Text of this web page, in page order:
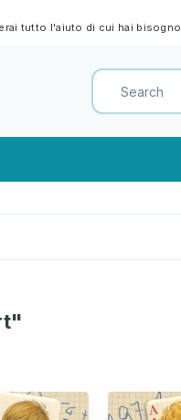
tutto l'aiuto di cui hai bisogno